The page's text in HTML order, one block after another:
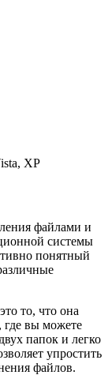
XP
файлами и
системы
понятный
то, что она
где вы можете
папок и легко
упростить
файлов.